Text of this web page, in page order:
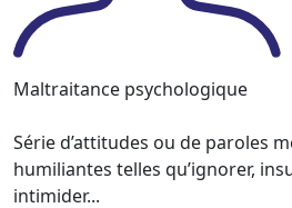
Maltraitance psychologique
Série d’attitudes ou de paroles
humiliantes telles qu’ignorer,
intimider...